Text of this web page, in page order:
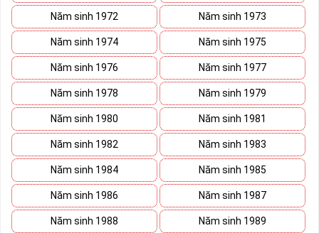
Lợi ích sim Tứ Quý 2 mang lại là gì?
Năm sinh 1972 Năm sinh 1973
Năm sinh 1974 Năm sinh 1975
Năm sinh 1976 Năm sinh 1977
Năm sinh 1978 Năm sinh 1979
Năm sinh 1980 Năm sinh 1981
Năm sinh 1982 Năm sinh 1983
Năm sinh 1984 Năm sinh 1985
Năm sinh 1986 Năm sinh 1987
Năm sinh 1988 Năm sinh 1989